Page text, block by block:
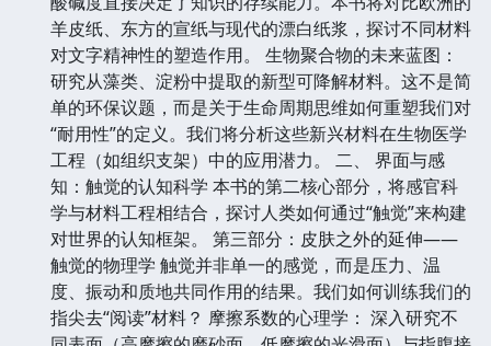
羊皮纸、东方的宣纸与现代的漂白纸浆，探讨不同材料
对文字精神性的塑造作用。 生物聚合物的未来蓝图：
研究从藻类、淀粉中提取的新型可降解材料。这不是简
单的环保议题，而是关于生命周期思维如何重塑我们对
“耐用性”的定义。我们将分析这些新兴材料在生物医学
工程（如组织支架）中的应用潜力。 二、 界面与感
知：触觉的认知科学 本书的第二核心部分，将感官科
学与材料工程相结合，探讨人类如何通过“触觉”来构建
对世界的认知框架。 第三部分：皮肤之外的延伸——
触觉的物理学 触觉并非单一的感觉，而是压力、温
度、振动和质地共同作用的结果。我们如何训练我们的
指尖去“阅读”材料？ 摩擦系数的心理学： 深入研究不